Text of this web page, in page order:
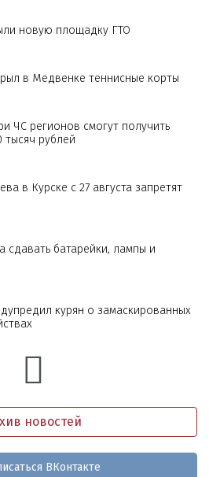
новую площадку ГТО
в Медвенке теннисные корты
ЧС регионов смогут получить
тысяч рублей
в Курске с 27 августа запретят
сдавать батарейки, лампы и
курян о замаскированных
новостей
ВКонтакте